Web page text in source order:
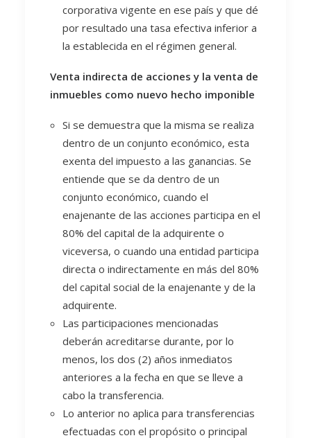
corporativa vigente en ese país y que dé
por resultado una tasa efectiva inferior a
la establecida en el régimen general.
Venta indirecta de acciones y la venta de
inmuebles como nuevo hecho imponible
Si se demuestra que la misma se realiza
dentro de un conjunto económico, esta
exenta del impuesto a las ganancias. Se
entiende que se da dentro de un
conjunto económico, cuando el
enajenante de las acciones participa en el
80% del capital de la adquirente o
viceversa, o cuando una entidad participa
directa o indirectamente en más del 80%
del capital social de la enajenante y de la
adquirente.
Las participaciones mencionadas
deberán acreditarse durante, por lo
menos, los dos (2) años inmediatos
anteriores a la fecha en que se lleve a
cabo la transferencia.
Lo anterior no aplica para transferencias
efectuadas con el propósito o principal